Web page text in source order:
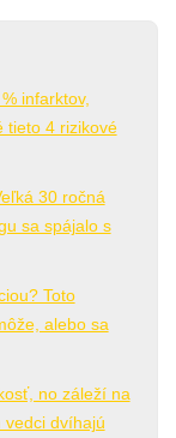
infarktov,
tieto 4 rizikové
30 ročná
sa spájalo s
Toto
alebo sa
no záleží na
vedci dvíhajú